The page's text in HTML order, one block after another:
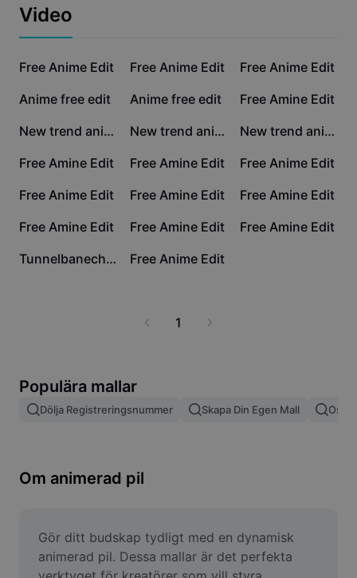
Slå samman bilder
Ändra storlek på bild
Meme-generator
AI Text Remover
Marknadsföring
Branschmallar
Sammanfattningsmallar
Förtroendecenter
Hjälpcenter
Om CapCuts användningsvillkor
Dreamina Seedance 2.0 Launch
Video
67,3 tn
Free Anime Edit 7,4 tn
Free Anime Edit 4,6 tn
Free Anime Edit
1,6 tn
Anime free edit 413
Anime free edit 403
Free Amine Edit
105 New trend anime 42 New trend anime 40 New trend anime
14
Free Amine Edit 12
Free Amine Edit 3
Free Anime Edit
2
Free Anime Edit 2
Free Amine Edit 2
Free Amine Edit
1
Free Amine Edit 0
Free Amine Edit 0
Free Amine Edit
0 Tunnelbanechic: Rytmiska selfie-klipp 0
Free Anime Edit
1
Populära mallar
Dölja Registreringsnummer Skapa Din Egen Mall
Om animerad pil
Gör ditt budskap tydligt med en dynamisk
animerad pil. Dessa mallar är det perfekta